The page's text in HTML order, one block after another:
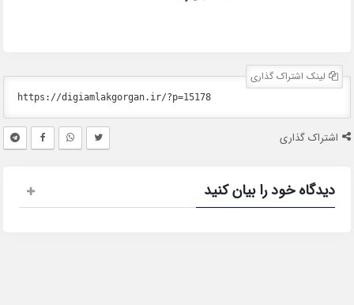
لینک اشتراک گذاری
اشتراک گذاری
دیدگاه خود را بیان کنید